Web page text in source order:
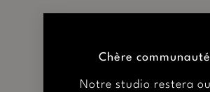
Chère
Notre studio restera